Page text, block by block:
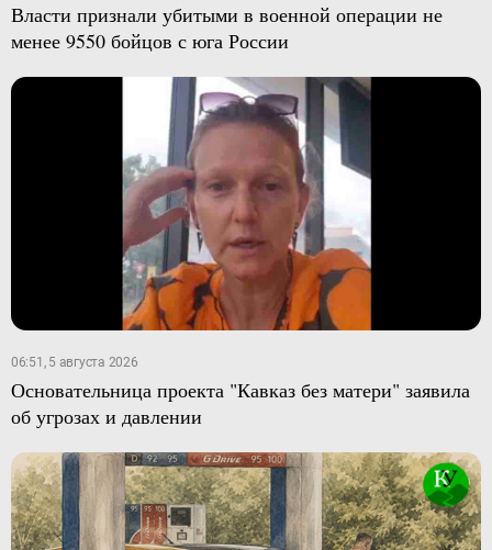
Власти признали убитыми в военной операции не
менее 9550 бойцов с юга России
06:51, 5 августа 2026
Основательница проекта "Кавказ без матери" заявила
об угрозах и давлении